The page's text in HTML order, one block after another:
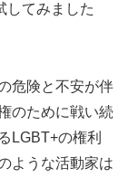
してみました
危険と不安が伴
のために戦い続
LGBT+の権利
ような活動家は